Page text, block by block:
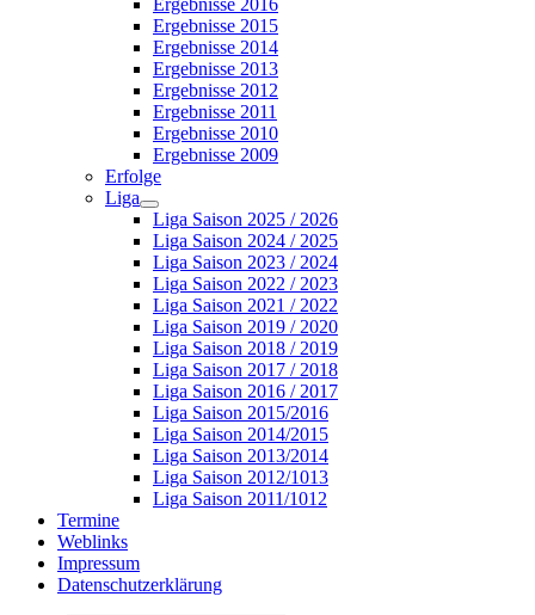
Ergebnisse 2016
Ergebnisse 2015
Ergebnisse 2014
Ergebnisse 2013
Ergebnisse 2012
Ergebnisse 2011
Ergebnisse 2010
Ergebnisse 2009
Erfolge
Liga
Liga Saison 2025 / 2026
Liga Saison 2024 / 2025
Liga Saison 2023 / 2024
Liga Saison 2022 / 2023
Liga Saison 2021 / 2022
Liga Saison 2019 / 2020
Liga Saison 2018 / 2019
Liga Saison 2017 / 2018
Liga Saison 2016 / 2017
Liga Saison 2015/2016
Liga Saison 2014/2015
Liga Saison 2013/2014
Liga Saison 2012/1013
Liga Saison 2011/1012
Termine
Weblinks
Impressum
Datenschutzerklärung